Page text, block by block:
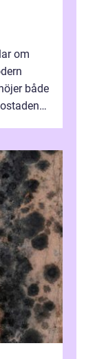
om
både